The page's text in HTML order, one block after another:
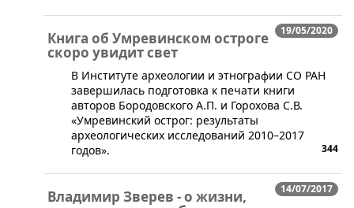
19/05/2020
Книга об Умревинском остроге
скоро увидит свет
​​В Институте археологии и этнографии СО РАН
завершилась подготовка к печати книги
авторов Бородовского А.П. и Горохова С.В.
«Умревинский острог: результаты
археологических исследований 2010–2017
годов».
344
14/07/2017
Владимир Зверев - о жизни,